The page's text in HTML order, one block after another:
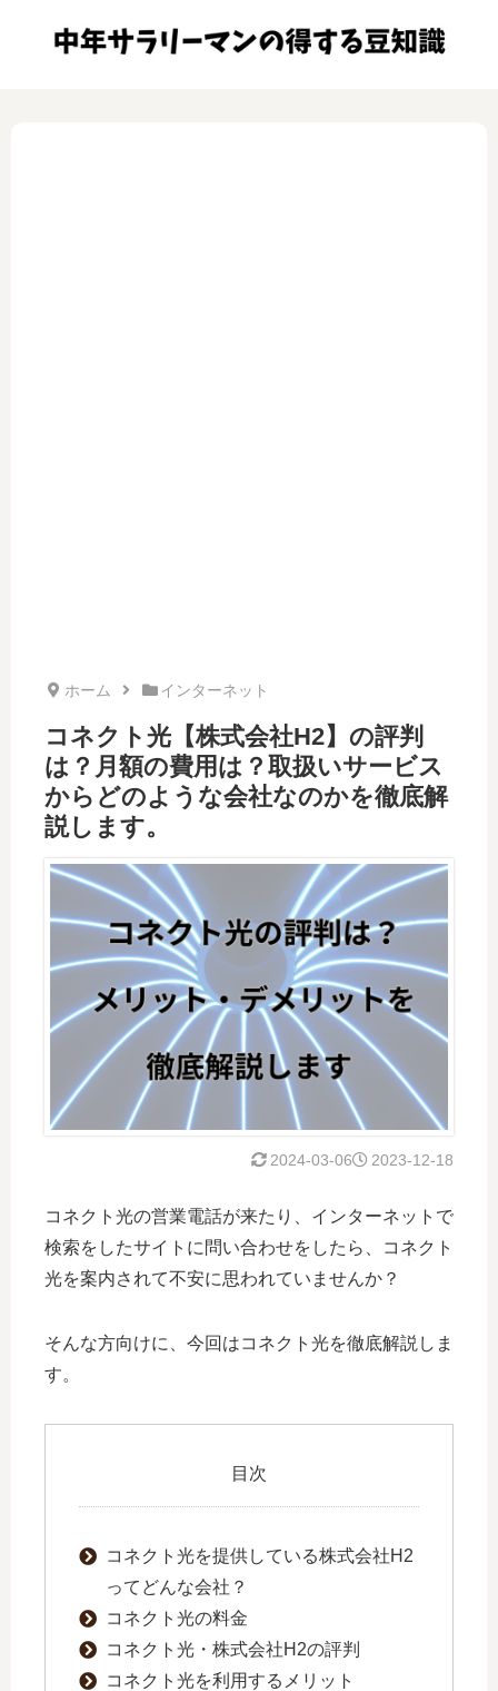
ホーム インターネット
コネクト光【株式会社H2】の評判
は？月額の費用は？取扱いサービス
からどのような会社なのかを徹底解
説します。
2023-12-18
2024-03-06
コネクト光の営業電話が来たり、インターネットで
検索をしたサイトに問い合わせをしたら、コネクト
光を案内されて不安に思われていませんか？
そんな方向けに、今回はコネクト光を徹底解説しま
す。
目次
コネクト光を提供している株式会社H2
ってどんな会社？
コネクト光の料金
コネクト光・株式会社H2の評判
コネクト光を利用するメリット